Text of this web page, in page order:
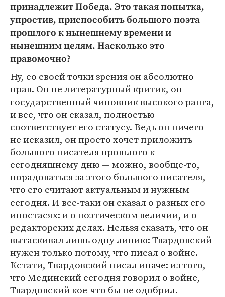
принадлежит Победа. Это такая попытка,
упростив, приспособить большого поэта
прошлого к нынешнему времени и
нынешним целям. Насколько это
правомочно?
Ну, со своей точки зрения он абсолютно
прав. Он не литературный критик, он
государственный чиновник высокого ранга,
и все, что он сказал, полностью
соответствует его статусу. Ведь он ничего
не исказил, он просто хочет приложить
большого писателя прошлого к
сегодняшнему дню — можно, вообще-то,
порадоваться за этого большого писателя,
что его считают актуальным и нужным
сегодня. И все-таки он сказал о разных его
ипостасях: и о поэтическом величии, и о
редакторских делах. Нельзя сказать, что он
вытаскивал лишь одну линию: Твардовский
нужен только потому, что писал о войне.
Кстати, Твардовский писал иначе: из того,
что Мединский сегодня говорил о войне,
Твардовский кое-что бы не одобрил.